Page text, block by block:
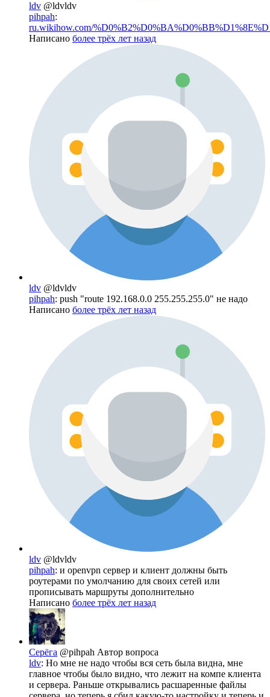
ldv @ldvldv
pihpah:
ru.wikihow.com/
Написано более трёх лет назад
ldv @ldvldv
pihpah: push "route 192.168.0.0 255.255.255.0" не надо
Написано более трёх лет назад
ldv @ldvldv
pihpah: и openvpn сервер и клиент должны быть
роутерами по умолчанию для своих сетей или
прописывать маршруты дополнительно
Написано более трёх лет назад
Серёга @pihpah Автор вопроса
ldv: Но мне не надо чтобы вся сеть была видна, мне
главное чтобы было видно, что лежит на компе клиента
и сервера. Раньше открывались расшаренные файлы